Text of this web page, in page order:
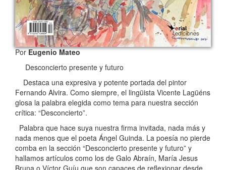
PorEugenio Mateo
Desconcierto presente y futuro
Destaca una expresiva y potente portada del pintor
Fernando Alvira. Como siempre, el lingüista Vicente Lagüéns
glosa la palabra elegida como tema para nuestra sección
crítica: “Desconcierto”.
Palabra que hace suya nuestra firma invitada, nada más y
nada menos que el poeta Ángel Guinda. La poesía no pierde
comba en la sección “Desconcierto presente y futuro” y
hallamos artículos como los de Galo Abraín, María Jesus